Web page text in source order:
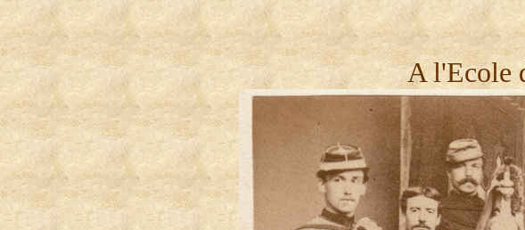
A l'Ecole